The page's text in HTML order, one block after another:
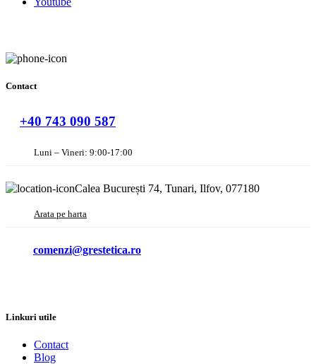
Contact
+40 743 090 587
Luni – Vineri: 9:00-17:00
Calea București 74, Tunari, Ilfov, 077180
Arata pe harta
comenzi@grestetica.ro
Linkuri utile
Contact
Blog